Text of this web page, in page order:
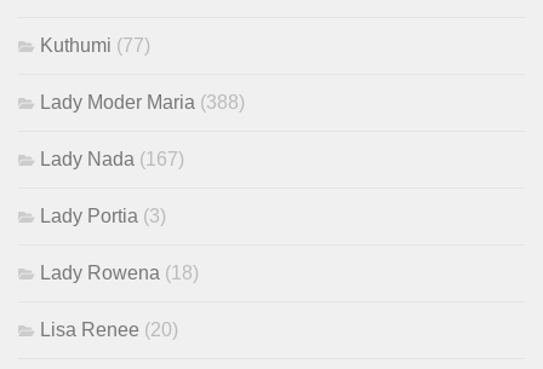
Kuthumi (77)
Lady Moder Maria (388)
Lady Nada (167)
Lady Portia (3)
Lady Rowena (18)
Lisa Renee (20)